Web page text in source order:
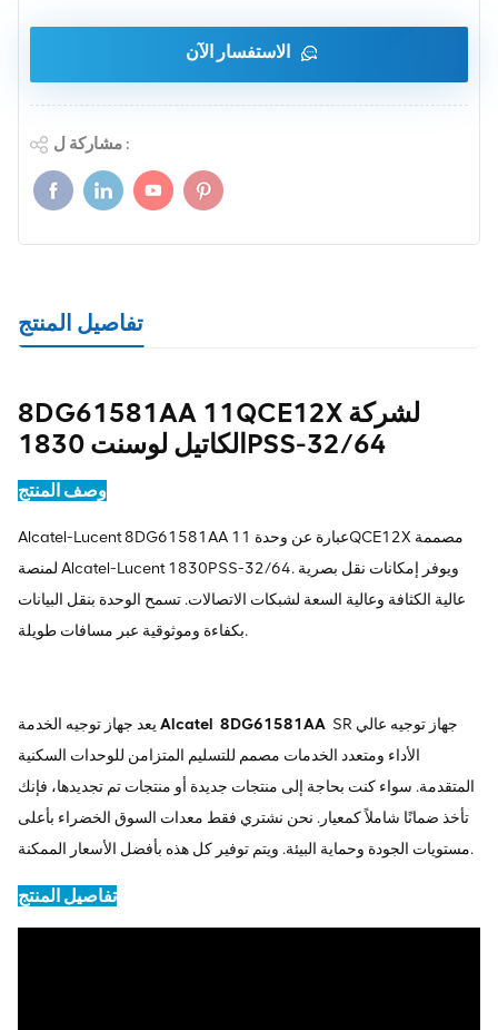
الاستفسار الآن
مشاركة ل :
تفاصيل المنتج
8DG61581AA 11QCE12X لشركة
الكاتيل لوسنت 1830PSS-32/64
وصف المنتج
Alcatel-Lucent 8DG61581AA عبارة عن وحدة 11QCE12X مصممة
لمنصة Alcatel-Lucent 1830PSS-32/64. ويوفر إمكانات نقل بصرية
عالية الكثافة وعالية السعة لشبكات الاتصالات. تسمح الوحدة بنقل البيانات
بكفاءة وموثوقية عبر مسافات طويلة.
Alcatel 8DG61581AA SR جهاز توجيه عالي
الأداء ومتعدد الخدمات مصمم للتسليم المتزامن للوحدات السكنية
المتقدمة. سواء كنت بحاجة إلى منتجات جديدة أو منتجات تم تجديدها، فإنك
تأخذ ضمانًا شاملاً كمعيار. نحن نشتري فقط معدات السوق الخضراء بأعلى
مستويات الجودة وحماية البيئة. ويتم توفير كل هذه بأفضل الأسعار الممكنة.
تفاصيل المنتج